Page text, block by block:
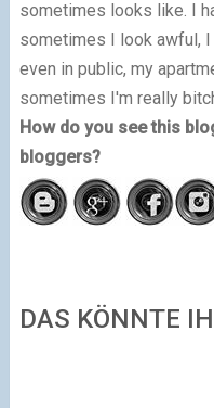
sometimes looks like. I
sometimes I look awful,
even in public, my
sometimes I'm really
How do you see this
bloggers?
DAS KÖNNTE